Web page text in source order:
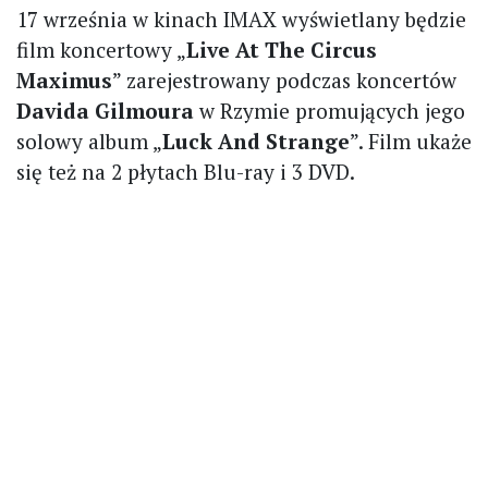
17 września w kinach IMAX wyświetlany będzie
film koncertowy „Live At The Circus
Maximus” zarejestrowany podczas koncertów
Davida Gilmouraw Rzymie promujących jego
solowy album „Luck And Strange”. Film ukaże
się też na 2 płytach Blu-ray i 3 DVD.